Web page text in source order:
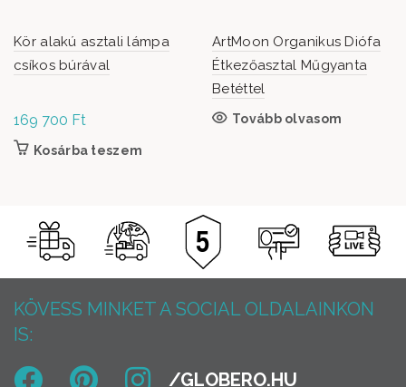
Kör alakú asztali lámpa
csíkos búrával
169 700 Ft
Kosárba teszem
ArtMoon Organikus Diófa
Étkezőasztal Műgyanta
Betéttel
Tovább olvasom
KÖVESS MINKET A SOCIAL OLDALAINKON
IS: